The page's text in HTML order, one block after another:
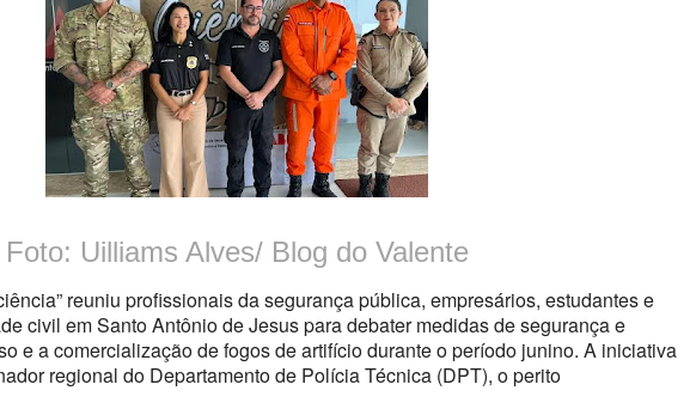
Foto: Uilliams Alves/ Blog do Valente
reuniu profissionais da segurança pública, empresários, estudantes e
civil emSanto Antônio de Jesuspara debater medidas de segurança e
e a comercialização de fogos de artifício durante o período junino. A iniciativa
regional do Departamento de Polícia Técnica (DPT), o perito